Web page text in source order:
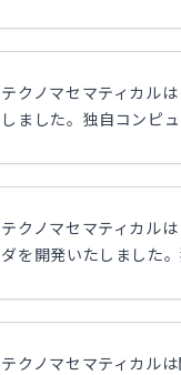
テクノマセマティカル
しました。独自コンピ
テクノマセマティカル
ダを開発いたしました
テクノマセマティカル